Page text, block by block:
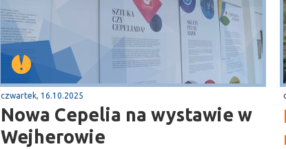
czwartek, 16.10.2025
Nowa Cepelia na wystawie w
Wejherowie